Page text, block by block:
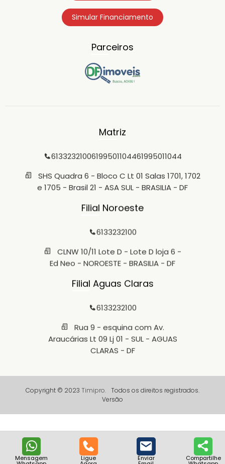
Mensagem Ligue Enviar Compartilhe
Simular Financiamento
Parceiros
Matriz
61332321006199501104461995011044
SHS Quadra 6 - Bloco C Lt 01 Salas 1701, 1702
e 1705 - Brasil 21 - ASA SUL - BRASILIA - DF
Filial Noroeste
6133232100
CLNW 10/11 Lote D - Lote D loja 6 -
Ed Neo - NOROESTE - BRASILIA - DF
Filial Aguas Claras
6133232100
Rua 9 - esquina com Av.
Araucárias Lt 09 Lj 01 - SUL - AGUAS
CLARAS - DF
Copyright © 2023 Timipro. Todos os direitos registrados.
Versão